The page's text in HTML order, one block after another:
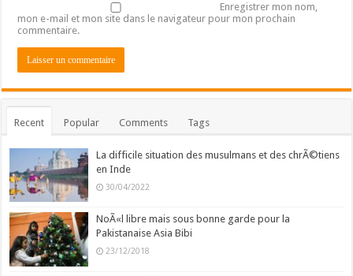
Enregistrer mon nom,
mon e-mail et mon site dans le navigateur pour mon prochain
commentaire.
Recent Popular Comments Tags
La difficile situation des musulmans et des chrÃ©tiens
en Inde
30/04/2022
NoÃ«l libre mais sous bonne garde pour la
Pakistanaise Asia Bibi
23/12/2018